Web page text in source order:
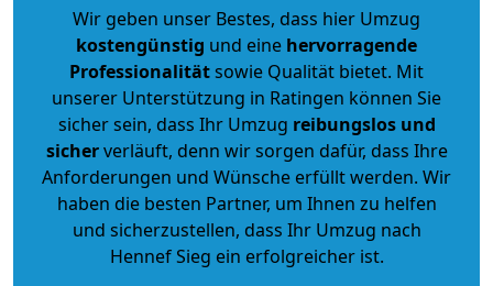
Wir geben unser Bestes, dass hier Umzug
kostengünstig und eine hervorragende
Professionalitätsowie Qualität bietet. Mit
unserer Unterstützung in Ratingen können Sie
sicher sein, dass Ihr Umzug reibungslos und
sicherverläuft, denn wir sorgen dafür, dass Ihre
Anforderungen und Wünsche erfüllt werden. Wir
haben die besten Partner, um Ihnen zu helfen
und sicherzustellen, dass Ihr Umzug nach
Hennef Sieg ein erfolgreicher ist.